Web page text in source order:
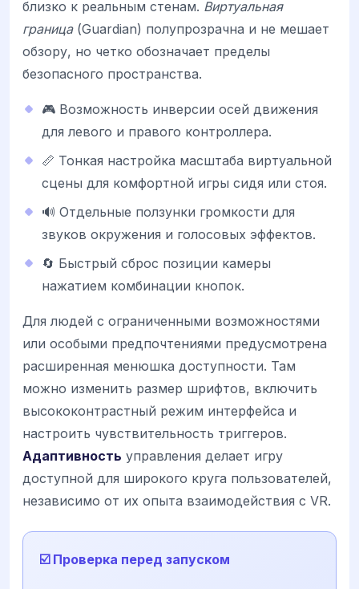
близко к реальным стенам. Виртуальная
граница(Guardian) полупрозрачна и не мешает
обзору, но четко обозначает пределы
безопасного пространства.
🎮 Возможность инверсии осей движения
для левого и правого контроллера.
📏 Тонкая настройка масштаба виртуальной
сцены для комфортной игры сидя или стоя.
🔊 Отдельные ползунки громкости для
звуков окружения и голосовых эффектов.
🔄 Быстрый сброс позиции камеры
нажатием комбинации кнопок.
Для людей с ограниченными возможностями
или особыми предпочтениями предусмотрена
расширенная менюшка доступности. Там
можно изменить размер шрифтов, включить
высококонтрастный режим интерфейса и
настроить чувствительность триггеров.
Адаптивность управления делает игру
доступной для широкого круга пользователей,
независимо от их опыта взаимодействия с VR.
☑️ Проверка перед запуском